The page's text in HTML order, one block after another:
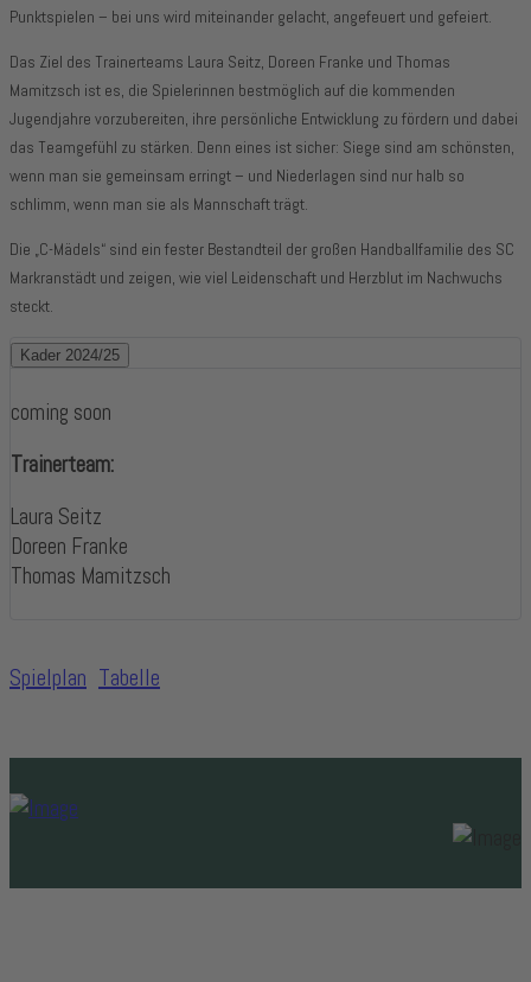
Punktspielen – bei uns wird miteinander gelacht, angefeuert und gefeiert.
Das Ziel des Trainerteams Laura Seitz, Doreen Franke und Thomas
Mamitzsch ist es, die Spielerinnen bestmöglich auf die kommenden
Jugendjahre vorzubereiten, ihre persönliche Entwicklung zu fördern und dabei
das Teamgefühl zu stärken. Denn eines ist sicher: Siege sind am schönsten,
wenn man sie gemeinsam erringt – und Niederlagen sind nur halb so
schlimm, wenn man sie als Mannschaft trägt.
Die „C-Mädels“ sind ein fester Bestandteil der großen Handballfamilie des SC
Markranstädt und zeigen, wie viel Leidenschaft und Herzblut im Nachwuchs
steckt.
Kader 2024/25
coming soon
Trainerteam:
Laura Seitz
Doreen Franke
Thomas Mamitzsch
Spielplan Tabelle